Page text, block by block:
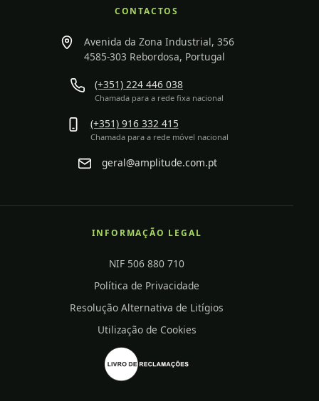
CONTACTOS
Avenida da Zona Industrial, 356
4585-303 Rebordosa, Portugal
(+351) 224 446 038
Chamada para a rede fixa nacional
(+351) 916 332 415
Chamada para a rede móvel nacional
geral@amplitude.com.pt
INFORMAÇÃO LEGAL
NIF 506 880 710
Política de Privacidade
Resolução Alternativa de Litígios
Utilização de Cookies